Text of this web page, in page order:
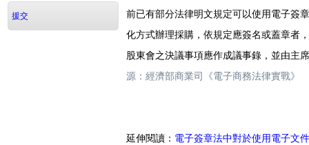
援交
前已有部分法律明文規定可以使用電子簽
化方式辦理採購，依規定應簽名或蓋章者
股東會之決議事項應作成議事錄，並由主
源：經濟部商業司《電子商務法律實戰》
延伸閱讀： 電子簽章法中對於使用電子文